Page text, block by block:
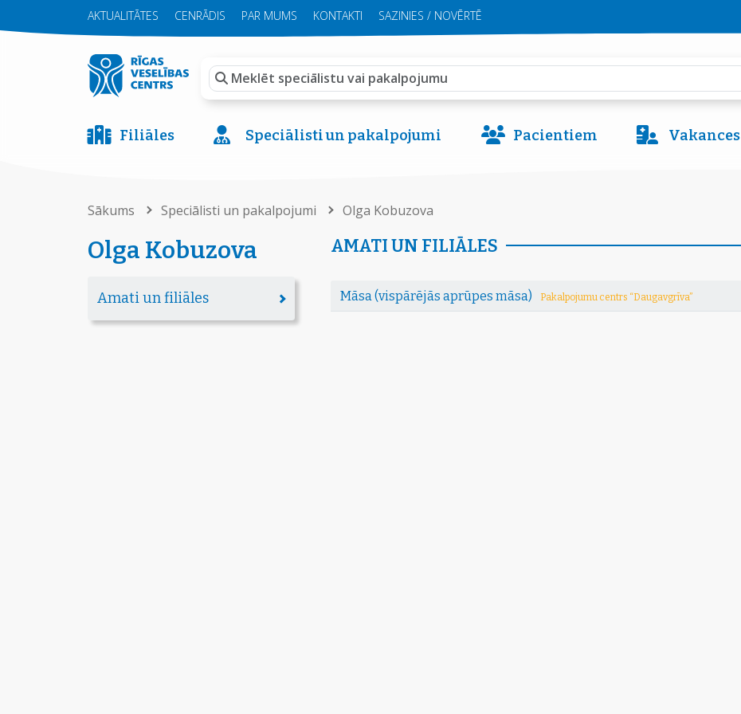
AKTUALITĀTES CENRĀDIS PAR MUMS KONTAKTI SAZINIES / NOVĒRTĒ
Filiāles Speciālisti un pakalpojumi Pacientiem Vakances
Sākums Speciālisti un pakalpojumi Olga Kobuzova
Olga Kobuzova
Amati un filiāles
AMATI UN FILIĀLES
Māsa (vispārējās aprūpes māsa) Pakalpojumu centrs “Daugavgrīva”